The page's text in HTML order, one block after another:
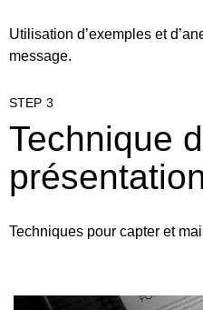
Utilisation d’exemples et
message.
STEP 3
Technique
Techniques pour capter et